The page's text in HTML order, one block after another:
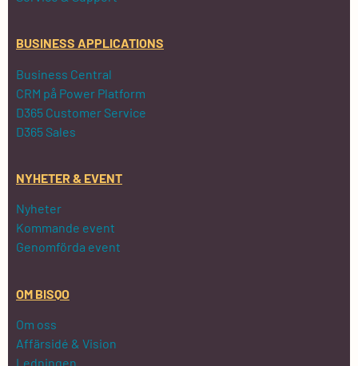
BUSINESS APPLICATIONS
Business Central
CRM på Power Platform
D365 Customer Service
D365 Sales
NYHETER & EVENT
Nyheter
Kommande event
Genomförda event
OM BISQO
Om oss
Affärsidé & Vision
Ledningen